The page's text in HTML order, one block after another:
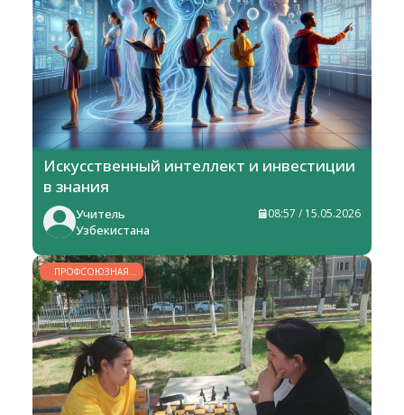
Искусственный интеллект и инвестиции
в знания
Учитель
Узбекистана
08:57 / 15.05.2026
ПРОФСОЮЗНАЯ
ЖИЗНЬ